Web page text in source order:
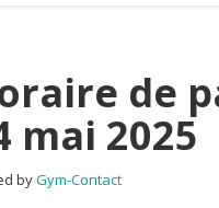
de
mai 2025
byGym-Contact